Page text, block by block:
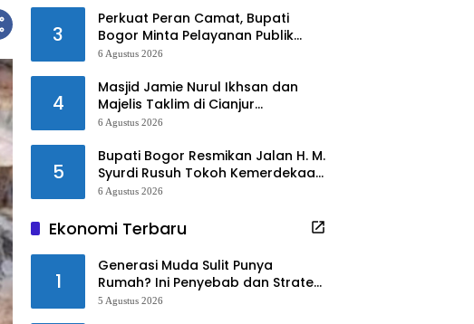
3
Perkuat Peran Camat, Bupati
Bogor Minta Pelayanan Publik
Lebih Cepat dan Responsif
6 Agustus 2026
4
Masjid Jamie Nurul Ikhsan dan
Majelis Taklim di Cianjur
Kebakaran
6 Agustus 2026
5
Bupati Bogor Resmikan Jalan H. M.
Syurdi Rusuh Tokoh Kemerdekaan
Asal Jonggol
6 Agustus 2026
Ekonomi Terbaru
1
Generasi Muda Sulit Punya
Rumah? Ini Penyebab dan Strategi
Mengatasinya
5 Agustus 2026